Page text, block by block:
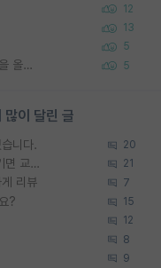
12
13
5
정보보안 연구하는 입장에선 식별가능한 사진을 올리는건 비추이긴함 5
많이 달린 글
니다. 20
SSH 박사과정을 그만두고 지방대 박사로 옮기면 교수의 꿈은 끝일까요? 21
리뷰 7
? 15
12
8
9